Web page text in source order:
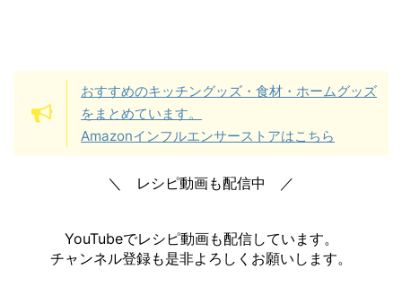
おすすめのキッチングッズ・食材・ホームグッズ
をまとめています。
Amazonインフルエンサーストアはこちら
＼ レシピ動画も配信中 ／
YouTubeでレシピ動画も配信しています。
チャンネル登録も是非よろしくお願いします。